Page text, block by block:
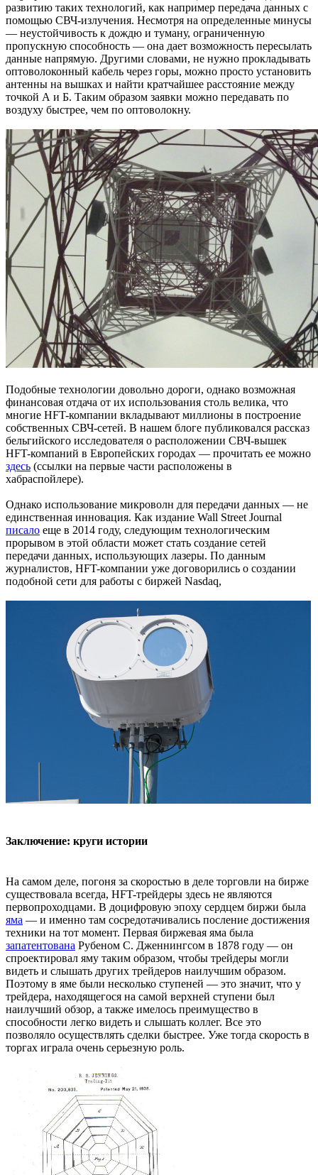
развитию таких технологий, как например передача данных с
помощью СВЧ-излучения. Несмотря на определенные минусы
— неустойчивость к дождю и туману, ограниченную
пропускную способность — она дает возможность пересылать
данные напрямую. Другими словами, не нужно прокладывать
оптоволоконный кабель через горы, можно просто установить
антенны на вышках и найти кратчайшее расстояние между
точкой А и Б. Таким образом заявки можно передавать по
воздуху быстрее, чем по оптоволокну.
Подобные технологии довольно дороги, однако возможная
финансовая отдача от их использования столь велика, что
многие HFT-компании вкладывают миллионы в построение
собственных СВЧ-сетей. В нашем блоге публиковался рассказ
бельгийского исследователя о расположении СВЧ-вышек
HFT-компаний в Европейских городах — прочитать ее можно
здесь (ссылки на первые части расположены в
хабраспойлере).
Однако использование микроволн для передачи данных — не
единственная инновация. Как издание Wall Street Journal
писало еще в 2014 году, следующим технологическим
прорывом в этой области может стать создание сетей
передачи данных, использующих лазеры. По данным
журналистов, HFT-компании уже договорились о создании
подобной сети для работы с биржей Nasdaq,
Заключение: круги истории
На самом деле, погоня за скоростью в деле торговли на бирже
существовала всегда, HFT-трейдеры здесь не являются
первопроходцами. В доцифровую эпоху сердцем биржи была
яма — и именно там сосредотачивались посление достижения
техники на тот момент. Первая биржевая яма была
запатентована Рубеном С. Дженнингсом в 1878 году — он
спроектировал яму таким образом, чтобы трейдеры могли
видеть и слышать других трейдеров наилучшим образом.
Поэтому в яме были несколько ступеней — это значит, что у
трейдера, находящегося на самой верхней ступени был
наилучший обзор, а также имелось преимущество в
способности легко видеть и слышать коллег. Все это
позволяло осуществлять сделки быстрее. Уже тогда скорость в
торгах играла очень серьезную роль.